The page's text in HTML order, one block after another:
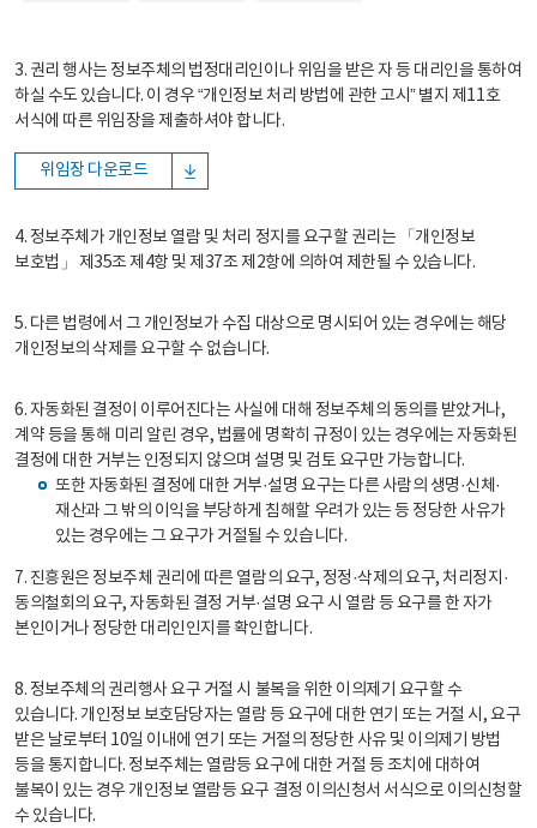
3. 권리 행사는 정보주체의 법정대리인이나 위임을 받은 자 등 대리인을 통하여
하실 수도 있습니다. 이 경우 “개인정보 처리 방법에 관한 고시” 별지 제11호
서식에 따른 위임장을 제출하셔야 합니다.
위임장 다운로드
4. 정보주체가 개인정보 열람 및 처리 정지를 요구할 권리는 「개인정보
보호법」 제35조 제4항 및 제37조 제2항에 의하여 제한될 수 있습니다.
5. 다른 법령에서 그 개인정보가 수집 대상으로 명시되어 있는 경우에는 해당
개인정보의 삭제를 요구할 수 없습니다.
6. 자동화된 결정이 이루어진다는 사실에 대해 정보주체의 동의를 받았거나,
계약 등을 통해 미리 알린 경우, 법률에 명확히 규정이 있는 경우에는 자동화된
결정에 대한 거부는 인정되지 않으며 설명 및 검토 요구만 가능합니다.
또한 자동화된 결정에 대한 거부·설명 요구는 다른 사람의 생명·신체·
재산과 그 밖의 이익을 부당하게 침해할 우려가 있는 등 정당한 사유가
있는 경우에는 그 요구가 거절될 수 있습니다.
7. 진흥원은 정보주체 권리에 따른 열람의 요구, 정정·삭제의 요구, 처리정지·
동의철회의 요구, 자동화된 결정 거부·설명 요구 시 열람 등 요구를 한 자가
본인이거나 정당한 대리인인지를 확인합니다.
8. 정보주체의 권리행사 요구 거절 시 불복을 위한 이의제기 요구할 수
있습니다. 개인정보 보호담당자는 열람 등 요구에 대한 연기 또는 거절 시, 요구
받은 날로부터 10일 이내에 연기 또는 거절의 정당한 사유 및 이의제기 방법
등을 통지합니다. 정보주체는 열람등 요구에 대한 거절 등 조치에 대하여
불복이 있는 경우 개인정보 열람등 요구 결정 이의신청서 서식으로 이의신청할
수 있습니다.